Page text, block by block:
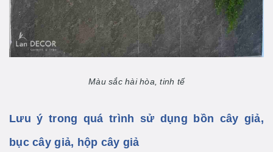
Màu sắc hài hòa, tinh tế
Lưu ý trong quá trình sử dụng bồn cây giả,
bục cây giả, hộp cây giả